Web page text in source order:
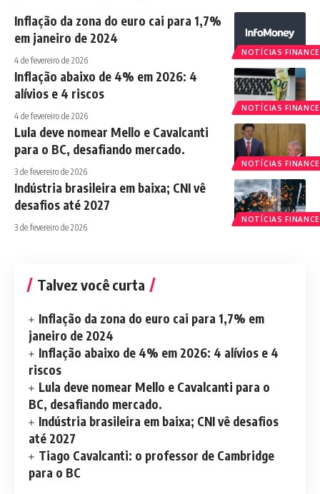
NOTÍCIAS
Inflação da zona do euro cai para 1,7%
em janeiro de 2024
4 de fevereiro de 2026
NOTÍCIAS
Inflação abaixo de 4% em 2026: 4
alívios e 4 riscos
4 de fevereiro de 2026
NOTÍCIAS
Lula deve nomear Mello e Cavalcanti
para o BC, desafiando mercado.
3 de fevereiro de 2026
NOTÍCIAS
Indústria brasileira em baixa; CNI vê
desafios até 2027
3 de fevereiro de 2026
Talvez você curta
Inflação da zona do euro cai para 1,7% em
janeiro de 2024
Inflação abaixo de 4% em 2026: 4 alívios e 4
riscos
Lula deve nomear Mello e Cavalcanti para o
BC, desafiando mercado.
Indústria brasileira em baixa; CNI vê desafios
até 2027
Tiago Cavalcanti: o professor de Cambridge
para o BC